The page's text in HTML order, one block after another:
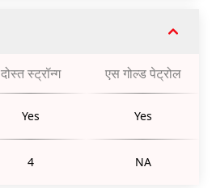
दोस्त स्ट्रॉन्ग एस गोल्ड पेट्रोल
Yes Yes
4 NA